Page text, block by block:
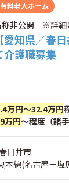
有料老人ホーム
称非公開 ※詳細
【愛知県／春
介護職募集
万円～32.4万円
万円～程度（諸手
日井市
本線(名古屋－塩